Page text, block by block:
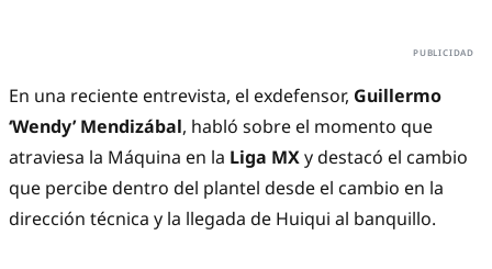
En una reciente entrevista, el exdefensor, Guillermo
‘Wendy’ Mendizábal, habló sobre el momento que
atraviesa la Máquina en la Liga MXy destacó el cambio
que percibe dentro del plantel desde el cambio en la
dirección técnica y la llegada de Huiqui al banquillo.